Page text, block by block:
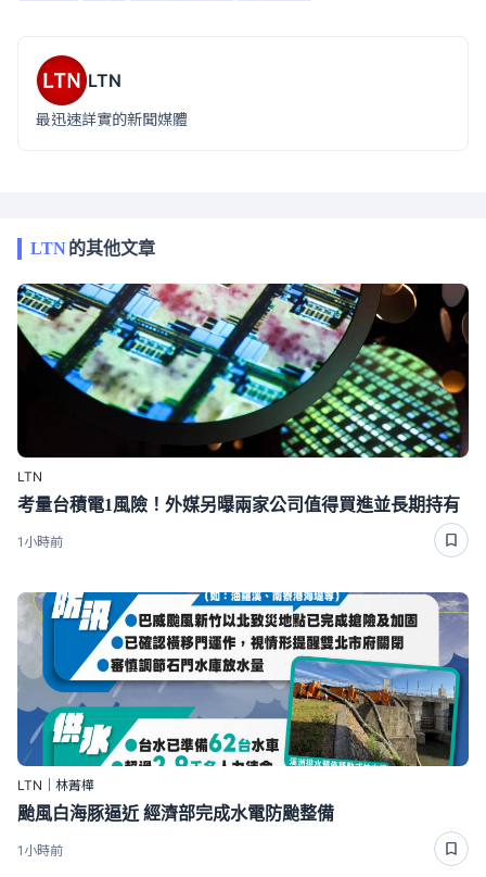
LTN
最迅速詳實的新聞媒體
LTN的其他文章
LTN
考量台積電1風險！外媒另曝兩家公司值得買進並長期持有
1小時前
LTN｜林菁樺
颱風白海豚逼近 經濟部完成水電防颱整備
1小時前